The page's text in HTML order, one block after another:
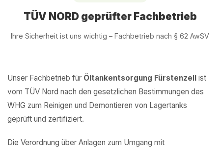
TÜV NORD geprüfter Fachbetrieb
Ihre Sicherheit ist uns wichtig – Fachbetrieb nach § 62 AwSV
Unser Fachbetrieb für Öltankentsorgung Fürstenzell ist
vom TÜV Nord nach den gesetzlichen Bestimmungen des
WHG zum Reinigen und Demontieren von Lagertanks
geprüft und zertifiziert.
Die Verordnung über Anlagen zum Umgang mit